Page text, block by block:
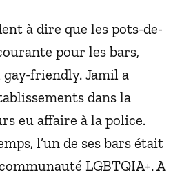
à dire que les pots-de-
pour les bars,
gay-friendly. Jamil a
dans la
eu affaire à la police.
l’un de ses bars était
LGBTQIA+. A